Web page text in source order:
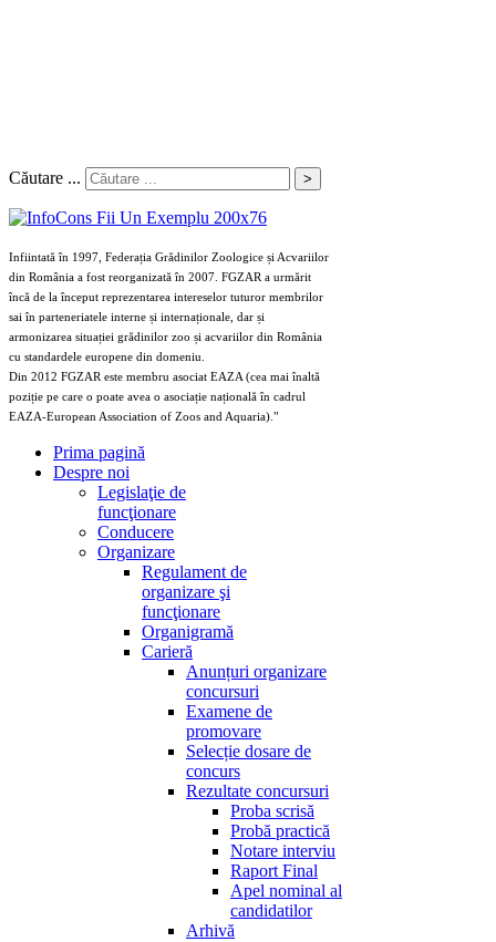
Căutare ... >
Infiintată în 1997, Federația Grădinilor Zoologice și Acvariilor
din România a fost reorganizată în 2007. FGZAR a urmărit
încă de la început reprezentarea intereselor tuturor membrilor
sai în parteneriatele interne și internaționale, dar și
armonizarea situației grădinilor zoo și acvariilor din România
cu standardele europene din domeniu.
Din 2012 FGZAR este membru asociat EAZA (cea mai înaltă
poziție pe care o poate avea o asociație națională în cadrul
EAZA-European Association of Zoos and Aquaria)."
Prima pagină
Despre noi
Legislaţie de
funcţionare
Conducere
Organizare
Regulament de
organizare şi
funcţionare
Organigramă
Carieră
Anunțuri organizare
concursuri
Examene de
promovare
Selecție dosare de
concurs
Rezultate concursuri
Proba scrisă
Probă practică
Notare interviu
Raport Final
Apel nominal al
candidatilor
Arhivă